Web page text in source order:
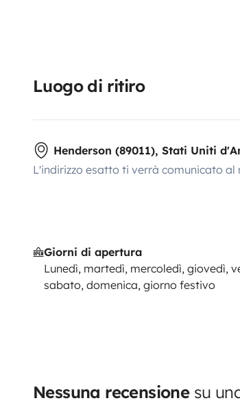
Luogo di ritiro
Henderson (89011), Stati Uniti
L'indirizzo esatto ti verrà comunicato
Giorni di apertura
Lunedì, martedì, mercoledì, giovedì,
sabato, domenica, giorno festivo
Nessuna recensionesu